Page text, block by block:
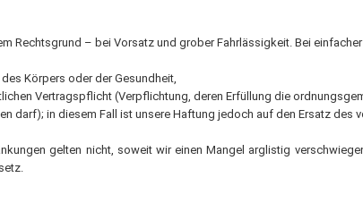
Rechtsgrund – bei Vorsatz und grober Fahrlässigkeit. Bei
Körpers oder der Gesundheit,
Vertragspflicht (Verpflichtung, deren Erfüllung die
darf); in diesem Fall ist unsere Haftung jedoch auf den Ersatz
gelten nicht, soweit wir einen Mangel arglistig